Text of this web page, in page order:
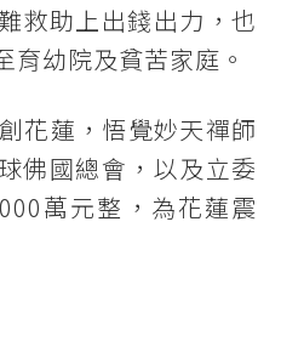
救助上出錢出力，也
育幼院及貧苦家庭。
花蓮，悟覺妙天禪師
佛國總會，以及立委
萬元整，為花蓮震